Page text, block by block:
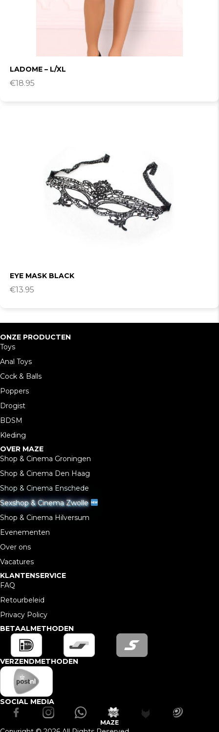
LADOME – L/XL
€18.95
EYE MASK BLACK
€13.95
ONZE PRODUCTEN
Toys
Anal Toys
Cock & Balls
Poppers
Drogist
BDSM
Kleding
OVER MAZE
Shop & Cinema Groningen
Shop & Cinema Den Haag
Shop & Cinema Enschede
Sexshop & Cinema Zwolle
Shop & Cinema Hilversum
Evenementen
Over ons
Vacatures
KLANTENSERVICE
FAQ
Retourbeleid
Privacy Policy
BETAALMETHODEN
VERZENDMETHODEN
SOCIAL MEDIA
MAZE